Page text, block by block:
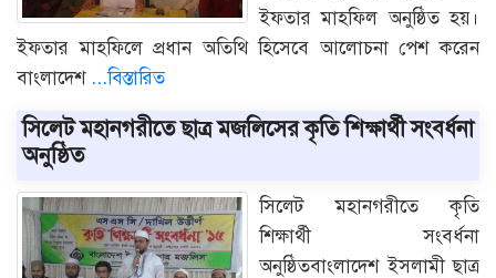
ইফতার মাহফিল অনুষ্ঠিত হয়।
ইফতার মাহফিলে প্রধান অতিথি হিসেবে আলোচনা পেশ করেন
বাংলাদেশ ...বিস্তারিত
সিলেট মহানগরীতে ছাত্র মজলিসের কৃতি শিক্ষার্থী সংবর্ধনা
অনুষ্ঠিত
সিলেট মহানগরীতে কৃতি
শিক্ষার্থী সংবর্ধনা
অনুষ্ঠিতবাংলাদেশ ইসলামী ছাত্র